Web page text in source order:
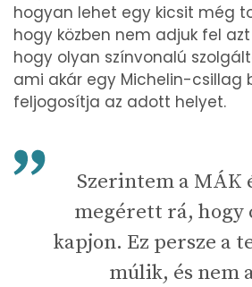
hogyan lehet egy kicsit még
hogy közben nem adjuk fel
hogy olyan színvonalú
ami akár egy Michelin-csillag
feljogosítja az adott helyet.
Szerintem a MÁK
megérett rá, hogy
kapjon. Ez persze a
múlik, és nem